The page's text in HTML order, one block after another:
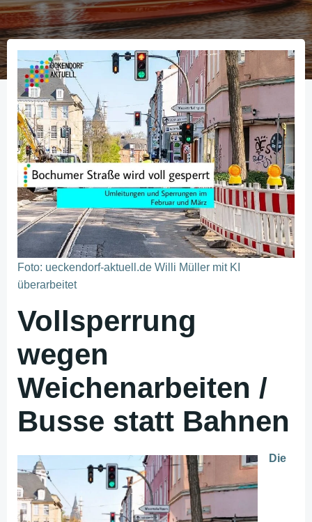
Foto: ueckendorf-aktuell.de Willi Müller mit KI
überarbeitet
Vollsperrung
wegen
Weichenarbeiten /
Busse statt Bahnen
Die